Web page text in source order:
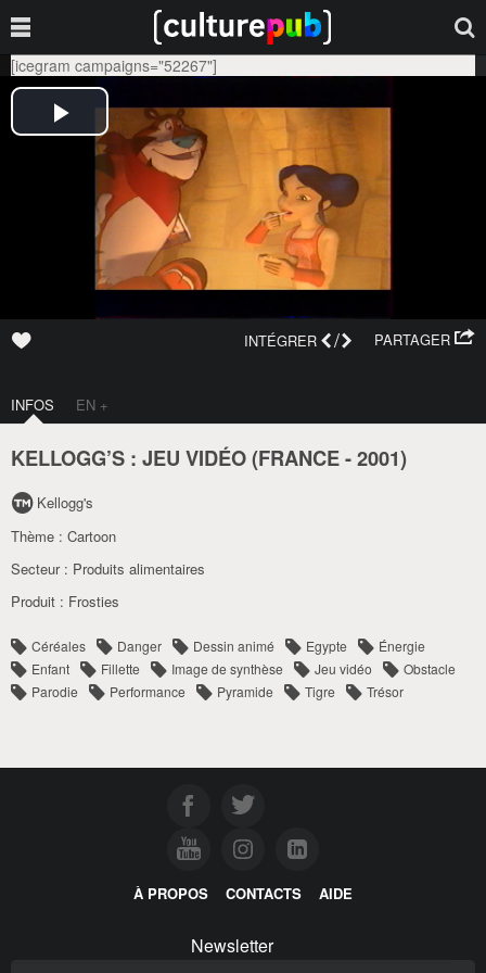
[icegram campaigns="52267"]
PARTAGER
INTÉGRER /
INFOS EN +
KELLOGG’S : JEU VIDÉO (FRANCE-2001)
Kellogg's
Thème : Cartoon
Secteur : Produits alimentaires
Produit : Frosties
Céréales Danger Dessin animé Egypte
Énergie
Enfant
Fillette Image de synthèse Jeu vidéo
Obstacle
Parodie
Performance Pyramide Tigre Trésor
À PROPOS CONTACTS AIDE
Newsletter